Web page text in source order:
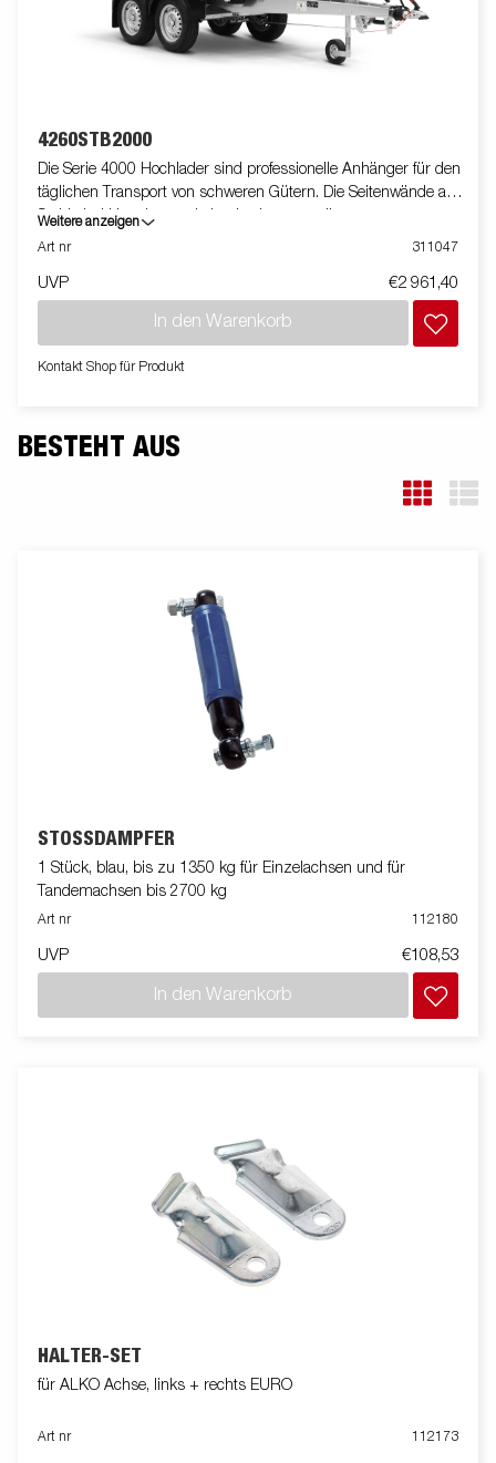
4260STB2000
Die Serie 4000 Hochlader sind professionelle Anhänger für den
täglichen Transport von schweren Gütern. Die Seitenwände aus
Stahl sind klappbar und abnehmbar, was die
Einsatzmöglichkeiten erhöht. Du kannst den Anhänger auch als
machen es Dir sehr einfach deine Ladung zu sichern. Schau
Weitere anzeigen
Art nr
311047
UVP €2 961,40
In den Warenkorb
Kontakt Shop für Produkt
BESTEHT AUS
STOSSDÄMPFER
1 Stück, blau, bis zu 1350 kg für Einzelachsen und für
Tandemachsen bis 2700 kg
Art nr 112180
UVP €108,53
In den Warenkorb
HALTER-SET
für ALKO Achse, links + rechts EURO
Art nr 112173